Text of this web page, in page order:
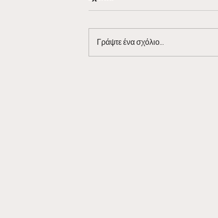
Barman Tales 7/3
Γράψτε ένα σχόλιο...